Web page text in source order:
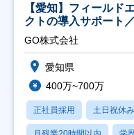
【愛知】フィールド
クトの導入サポート
直帰
GO株式会社
愛知県
400万~700万
正社員採用 土日祝休み